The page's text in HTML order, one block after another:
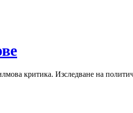
критика. Изследване на